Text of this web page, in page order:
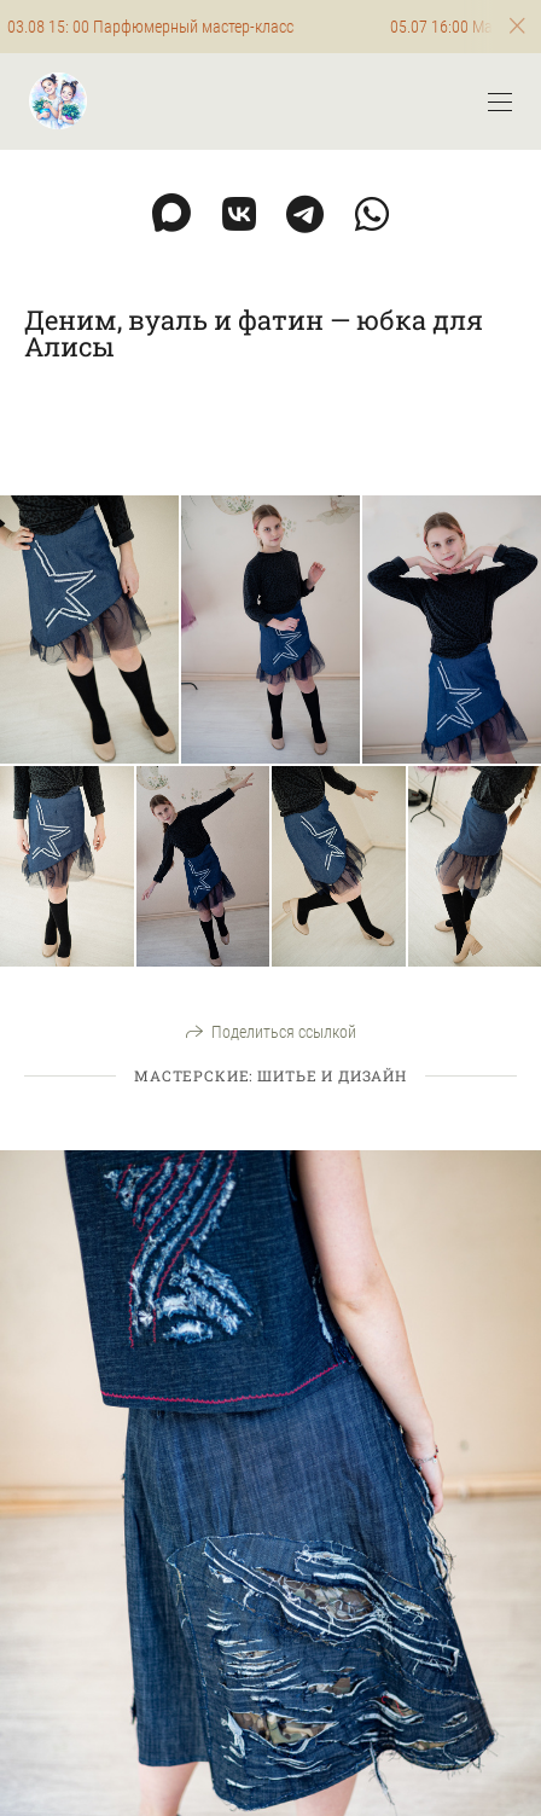
мастер-класс 05.07 16:00 Мастер-класс
Деним, вуаль и фатин — юбка для
Алисы
Поделиться ссылкой
МАСТЕРСКИЕ: ШИТЬЕ И ДИЗАЙН